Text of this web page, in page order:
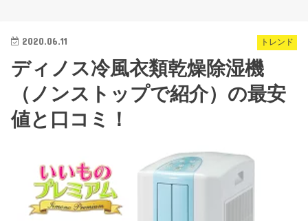
トレンド
2020.06.11
ディノス冷風衣類乾燥除湿機
（ノンストップで紹介）の最安
値と口コミ！